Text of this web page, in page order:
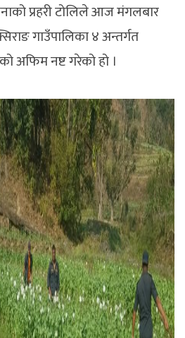
प्रहरी टोलिले आज मंगलबार
गाउँपालिका ४ अन्तर्गत
अफिम नष्ट गरेको हो ।